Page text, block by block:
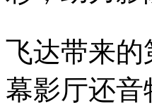
飞达带来的
幕影厅还